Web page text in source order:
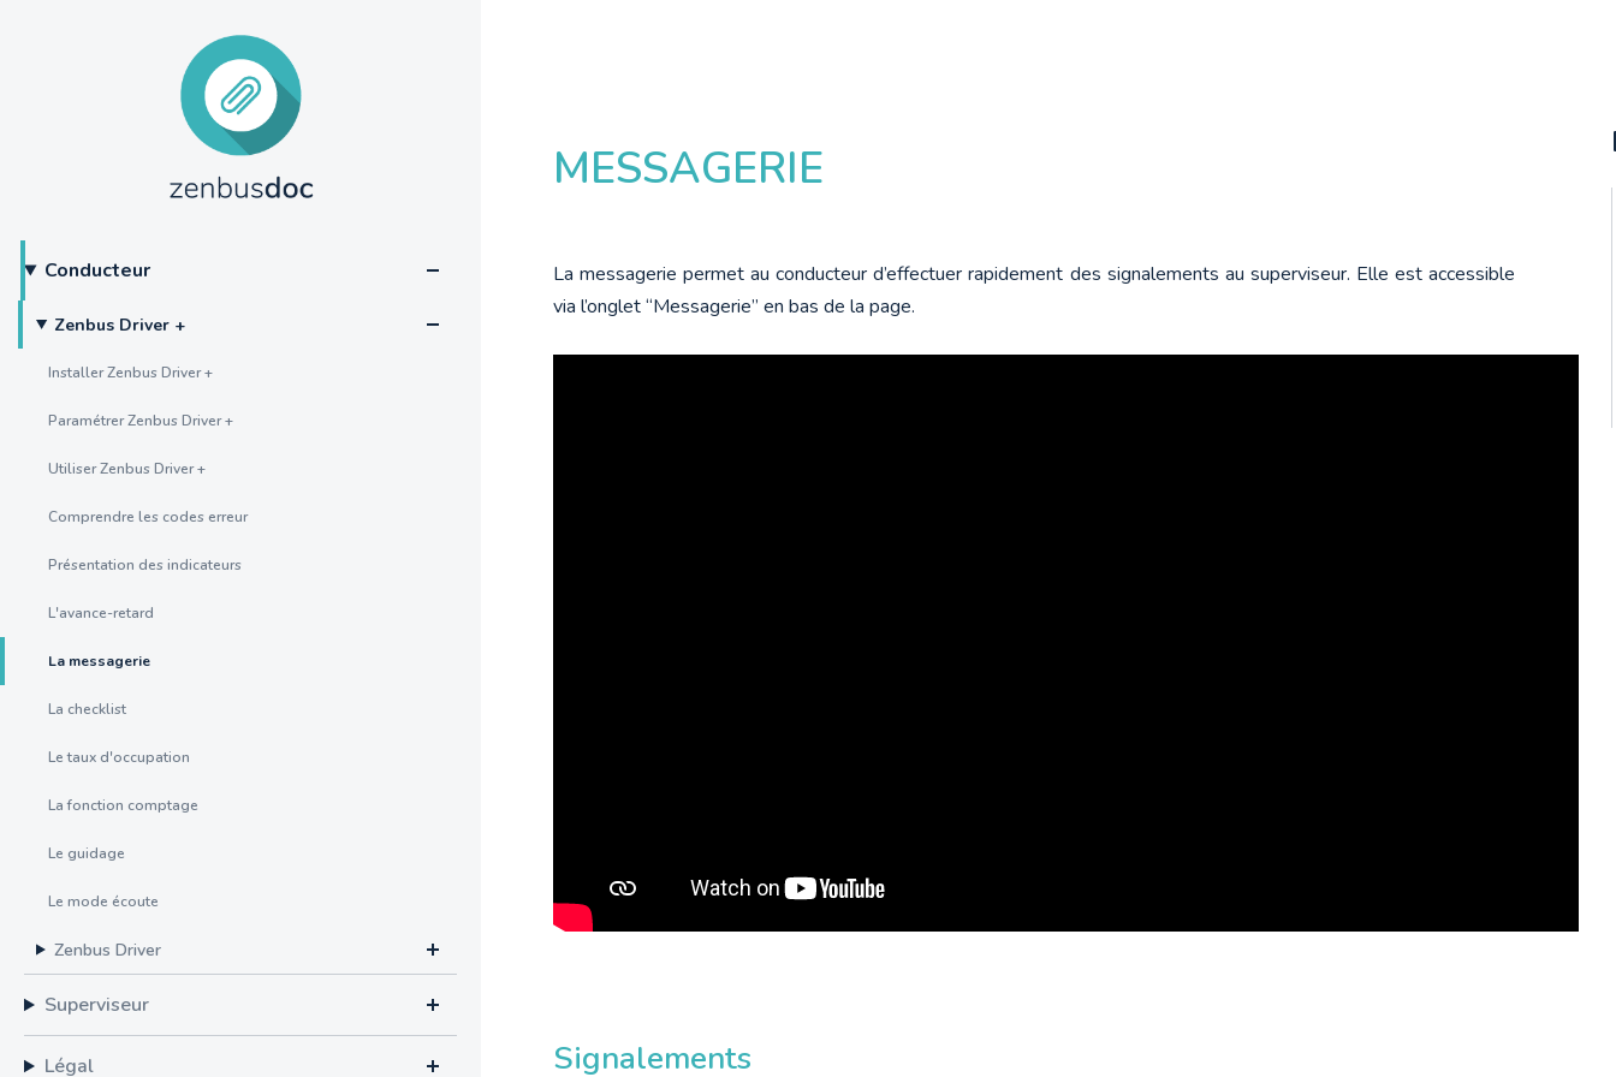
Conducteur
Zenbus Driver +
Installer Zenbus Driver +
Paramétrer Zenbus Driver +
Utiliser Zenbus Driver +
Comprendre les codes erreur
Présentation des indicateurs
L'avance-retard
La messagerie
La checklist
Le taux d'occupation
La fonction comptage
Le guidage
Le mode écoute
Zenbus Driver
Superviseur
Légal
MESSAGERIE
La messagerie permet au conducteur d’effectuer rapidement des signalements au superviseur. Elle est accessible
via l’onglet “Messagerie” en bas de la page.
Signalements